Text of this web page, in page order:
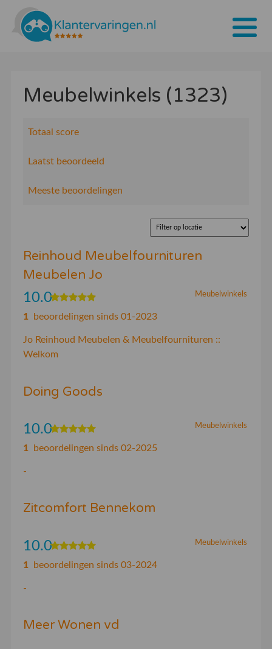
Tarieven
Inloggen
Meubelwinkels (1323)
Totaal score
Laatst beoordeeld
Meeste beoordelingen
Reinhoud Meubelfournituren
Meubelen Jo
Meubelwinkels
10.0
1 beoordelingen sinds 01-2023
Jo Reinhoud Meubelen & Meubelfournituren ::
Welkom
Doing Goods
Meubelwinkels
10.0
1 beoordelingen sinds 02-2025
-
Zitcomfort Bennekom
Meubelwinkels
10.0
1 beoordelingen sinds 03-2024
-
Meer Wonen vd